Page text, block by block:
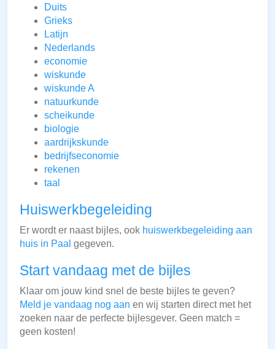
Duits
Grieks
Latijn
Nederlands
economie
wiskunde
wiskunde A
natuurkunde
scheikunde
biologie
aardrijkskunde
bedrijfseconomie
rekenen
taal
Huiswerkbegeleiding
Er wordt er naast bijles, ook huiswerkbegeleiding aan
huis in Paal gegeven.
Start vandaag met de bijles
Klaar om jouw kind snel de beste bijles te geven?
Meld je vandaag nog aan en wij starten direct met het
zoeken naar de perfecte bijlesgever. Geen match =
geen kosten!